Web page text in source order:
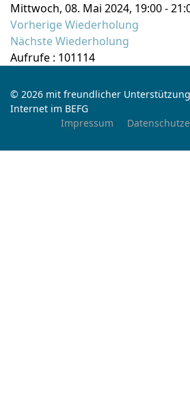
Mittwoch, 08. Mai 2024, 19:00 -
Vorherige Wiederholung
Nächste Wiederholung
Aufrufe : 101114
© 2026 mit freundlicher
Internet im BEFG
Impressum